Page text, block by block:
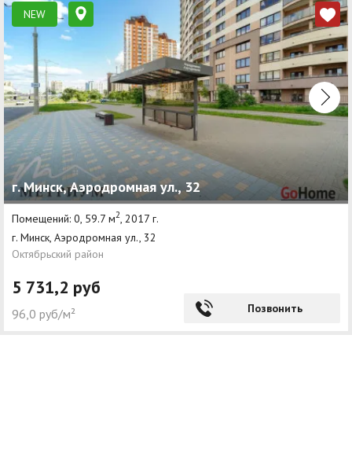
NEW
г. Минск, Аэродромная ул., 32
Помещений: 0, 59.7 м2 , 2017 г.
г. Минск, Аэродромная ул., 32
Октябрьский район
5 731,2 руб
96,0 руб/м² Позвонить